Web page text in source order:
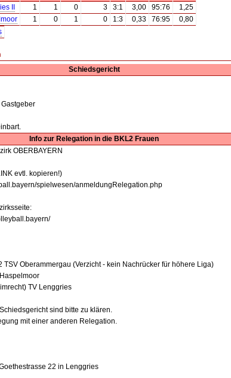
II 1 1 0 3 3:1 3,00 95:76
1,25
1 0 1 0 1:3 0,33 76:95
0,80
Schiedsgericht
Info zur Relegation in die BKL2 Frauen
OBERBAYERN
evtl. kopieren!)
spielwesen/anmeldungRelegation.php
TSV Oberammergau (Verzicht - kein Nachrücker für höhere Liga)
TV Lenggries
sind bitte zu klären.
mit einer anderen Relegation.
22 in Lenggries